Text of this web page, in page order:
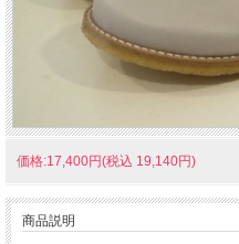
価格:17,400円(税込 19,140円)
商品説明